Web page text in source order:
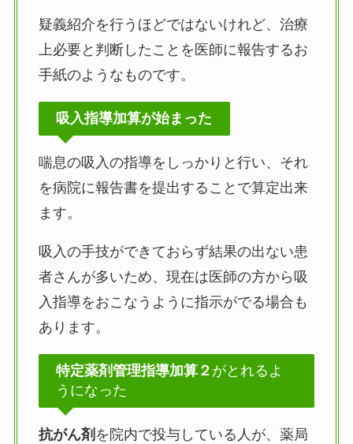
疑義紹介を行うほどではないけれど、治療
上必要と判断したことを医師に報告するお
手紙のようなものです。
吸入指導加算が始まった
喘息の吸入の指導をしっかりと行い、それ
を病院に報告書を提出することで算定出来
ます。
吸入の手技ができておらず結果の出ない患
者さんが多いため、現在は医師の方から吸
入指導をおこなうように指示がでる場合も
あります。
特定薬剤管理指導加算２ がとれるよ
うになった
抗がん剤 を院内で投与している人が、薬局